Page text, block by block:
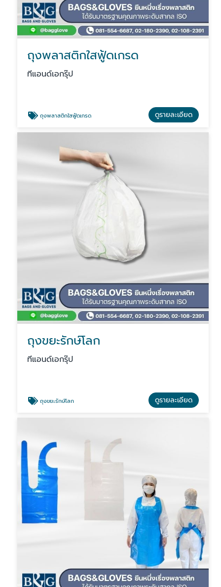
ถุงพลาสติกใสฟู้ดเกรด
ทีแอนด์เอกรุ๊ป
ถุงพลาสติกใสฟู้ดเกรด ดูรายละเอียด
ถุงขยะรักษ์โลก
ทีแอนด์เอกรุ๊ป
ถุงขยะรักษ์โลก ดูรายละเอียด